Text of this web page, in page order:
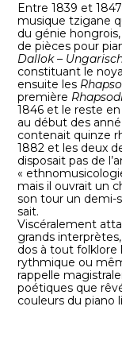
Entre 1839 et
musique tzigane
du génie
de pièces pour
Dallok –
constituant le
ensuite les
première
1846 et le reste
au début des
contenait quinze
1882 et les deux
disposait pas de
«
mais il ouvrait un
son tour un demi-
sait.
Viscéralement
grands
dos à tout folklore
rythmique ou
rappelle
poétiques que
couleurs du piano